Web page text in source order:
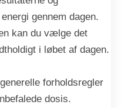
gennem dagen.
kan du vælge det
i løbet af dagen.
forholdsregler
dosis.